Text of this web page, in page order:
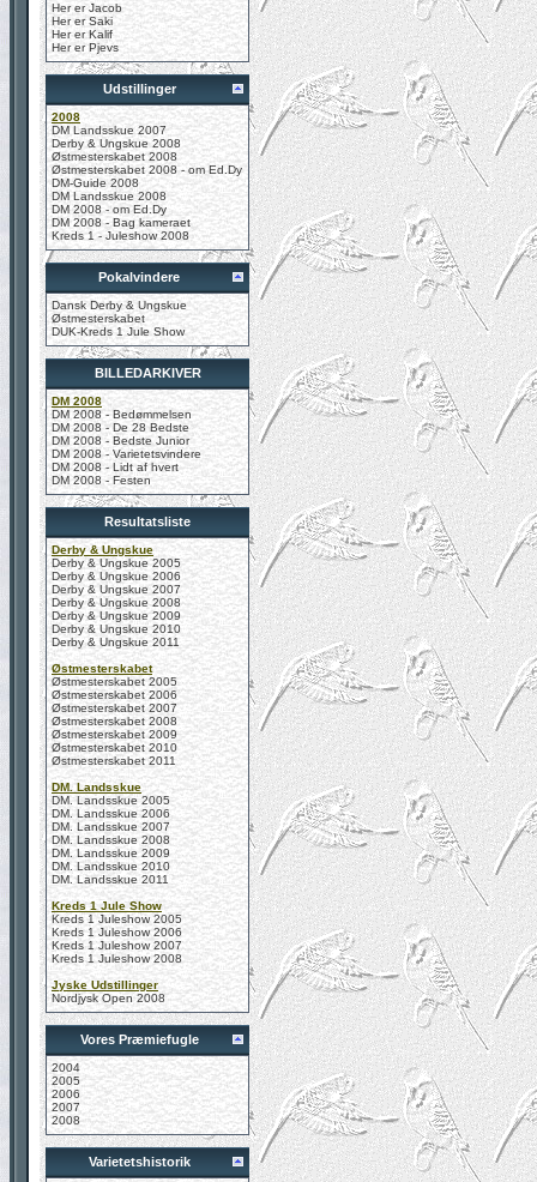
Her er Jacob
Her er Saki
Her er Kalif
Her er Pjevs
Udstillinger
2008
DM Landsskue 2007
Derby & Ungskue 2008
Østmesterskabet 2008
Østmesterskabet 2008 - om Ed.Dy
DM-Guide 2008
DM Landsskue 2008
DM 2008 - om Ed.Dy
DM 2008 - Bag kameraet
Kreds 1 - Juleshow 2008
Pokalvindere
Dansk Derby & Ungskue
Østmesterskabet
DUK-Kreds 1 Jule Show
BILLEDARKIVER
DM 2008
DM 2008 - Bedømmelsen
DM 2008 - De 28 Bedste
DM 2008 - Bedste Junior
DM 2008 - Varietetsvindere
DM 2008 - Lidt af hvert
DM 2008 - Festen
Resultatsliste
Derby & Ungskue
Derby & Ungskue 2005
Derby & Ungskue 2006
Derby & Ungskue 2007
Derby & Ungskue 2008
Derby & Ungskue 2009
Derby & Ungskue 2010
Derby & Ungskue 2011
Østmesterskabet
Østmesterskabet 2005
Østmesterskabet 2006
Østmesterskabet 2007
Østmesterskabet 2008
Østmesterskabet 2009
Østmesterskabet 2010
Østmesterskabet 2011
DM. Landsskue
DM. Landsskue 2005
DM. Landsskue 2006
DM. Landsskue 2007
DM. Landsskue 2008
DM. Landsskue 2009
DM. Landsskue 2010
DM. Landsskue 2011
Kreds 1 Jule Show
Kreds 1 Juleshow 2005
Kreds 1 Juleshow 2006
Kreds 1 Juleshow 2007
Kreds 1 Juleshow 2008
Jyske Udstillinger
Nordjysk Open 2008
Vores Præmiefugle
2004
2005
2006
2007
2008
Varietetshistorik